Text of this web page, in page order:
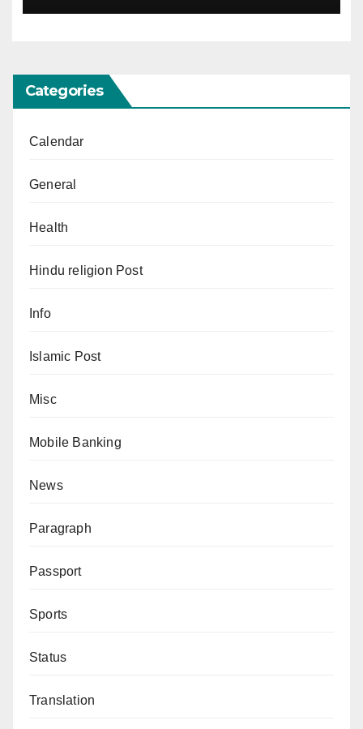
Categories
Calendar
General
Health
Hindu religion Post
Info
Islamic Post
Misc
Mobile Banking
News
Paragraph
Passport
Sports
Status
Translation